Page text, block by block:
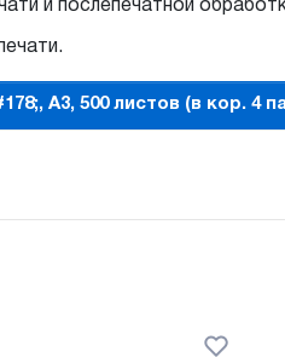
и послепечатной
A3, 500 листов (в кор. 4